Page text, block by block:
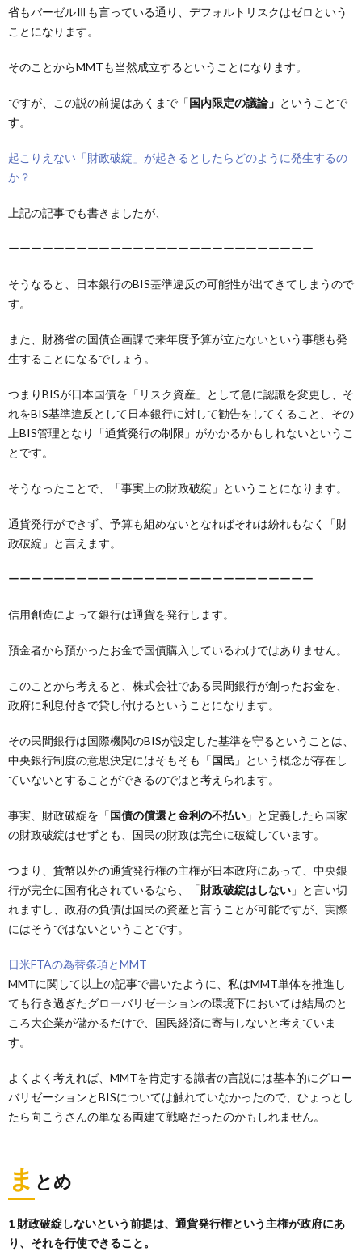
省もバーゼルⅢも言っている通り、デフォルトリスクはゼロという
ことになります。
そのことからMMTも当然成立するということになります。
ですが、この説の前提はあくまで「国内限定の議論」 ということで
す。
起こりえない「財政破綻」が起きるとしたらどのように発生するの
か？
上記の記事でも書きましたが、
ーーーーーーーーーーーーーーーーーーーーーーーーーーー
そうなると、日本銀行のBIS基準違反の可能性が出てきてしまうので
す。
また、財務省の国債企画課で来年度予算が立たないという事態も発
生することになるでしょう。
つまりBISが日本国債を「リスク資産」として急に認識を変更し、そ
れをBIS基準違反として日本銀行に対して勧告をしてくること、その
上BIS管理となり「通貨発行の制限」がかかるかもしれないというこ
とです。
そうなったことで、「事実上の財政破綻」ということになります。
通貨発行ができず、予算も組めないとなればそれは紛れもなく「財
政破綻」と言えます。
ーーーーーーーーーーーーーーーーーーーーーーーーーーー
信用創造によって銀行は通貨を発行します。
預金者から預かったお金で国債購入しているわけではありません。
このことから考えると、株式会社である民間銀行が創ったお金を、
政府に利息付きで貸し付けるということになります。
その民間銀行は国際機関のBISが設定した基準を守るということは、
中央銀行制度の意思決定にはそもそも「国民 」という概念が存在し
ていないとすることができるのではと考えられます。
事実、財政破綻を「国債の償還と金利の不払い」 と定義したら国家
の財政破綻はせずとも、国民の財政は完全に破綻しています。
つまり、貨幣以外の通貨発行権の主権が日本政府にあって、中央銀
行が完全に国有化されているなら、「財政破綻はしない 」と言い切
れますし、政府の負債は国民の資産と言うことが可能ですが、実際
にはそうではないということです。
日米FTAの為替条項とMMT
MMTに関して以上の記事で書いたように、私はMMT単体を推進し
ても行き過ぎたグローバリゼーションの環境下においては結局のと
ころ大企業が儲かるだけで、国民経済に寄与しないと考えていま
す。
よくよく考えれば、MMTを肯定する識者の言説には基本的にグロー
バリゼーションとBISについては触れていなかったので、ひょっとし
たら向こうさんの単なる両建て戦略だったのかもしれません。
ま とめ
1 財政破綻しないという前提は、通貨発行権という主権が政府にあ
り、それを行使できること。